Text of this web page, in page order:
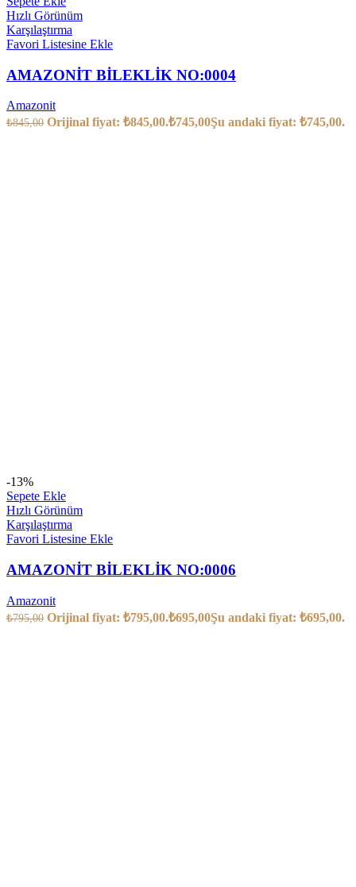
Hızlı Görünüm
Karşılaştırma
Favori Listesine Ekle
AMAZONİT BİLEKLİK NO:0004
Amazonit
₺845,00 Orijinal fiyat: ₺845,00.₺745,00Şu andaki fiyat: ₺745,00.
-13%
Sepete Ekle
Hızlı Görünüm
Karşılaştırma
Favori Listesine Ekle
AMAZONİT BİLEKLİK NO:0006
Amazonit
₺795,00 Orijinal fiyat: ₺795,00.₺695,00Şu andaki fiyat: ₺695,00.